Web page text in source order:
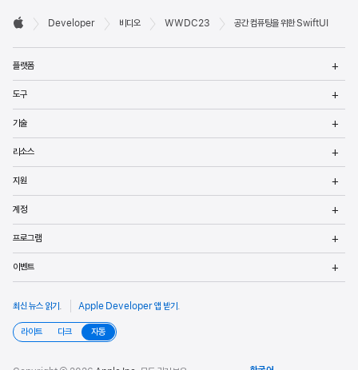
Developer
바닥글

Developer 비디오 WWDC23 공간 컴퓨팅을 위한 SwiftUI
플랫폼
도구
기술
리소스
지원
계정
프로그램
이벤트
최신 뉴스 읽기 Apple Developer 앱 받기
라이트 다크 자동